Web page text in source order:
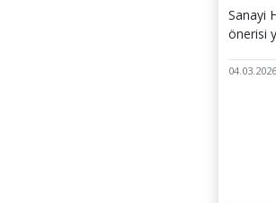
Sanayi
önerisi